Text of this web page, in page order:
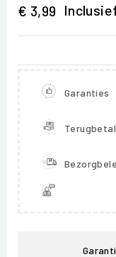
€ 3,99
Garanties